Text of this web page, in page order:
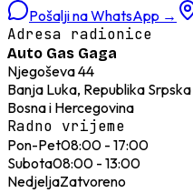
Pošalji na WhatsApp →
Adresa radionice
Auto Gas Gaga
Njegoševa 44
Banja Luka, Republika Srpska
Bosna i Hercegovina
Radno vrijeme
Pon-Pet08:00 - 17:00
Subota08:00 - 13:00
NedjeljaZatvoreno